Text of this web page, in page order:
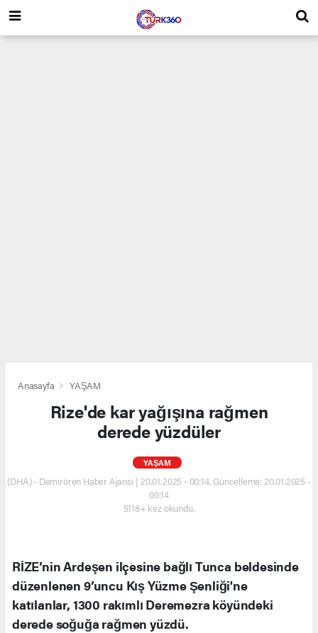
Anasayfa YAŞAM
Rize'de kar yağışına rağmen
derede yüzdüler
YAŞAM
(DHA) - Demirören Haber Ajansı | 20.01.2025 - 00:14, Güncelleme: 20.01.2025 -
00:14
5118+ kez okundu.
RİZE’nin Ardeşen ilçesine bağlı Tunca beldesinde
düzenlenen 9’uncu Kış Yüzme Şenliği'ne
katılanlar, 1300 rakımlı Deremezra köyündeki
derede soğuğa rağmen yüzdü.